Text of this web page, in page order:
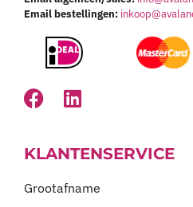
Normen en Certificeringen